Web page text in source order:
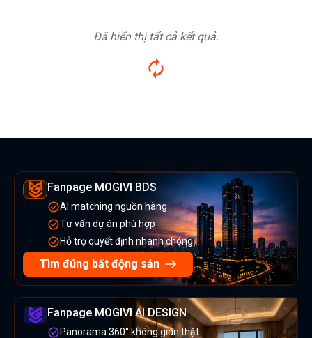
Đã hiển thị tất cả kết quả.
Fanpage MOGIVI BDS
AI matching nguồn hàng
Tư vấn dự án phù hợp
Hỗ trợ quyết định nhanh chóng
Tìm đúng bất động sản
Fanpage MOGIVI AI DESIGN
Panorama 360° không gian thật